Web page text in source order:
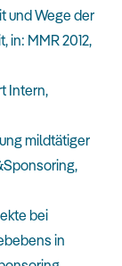
und Wege der
MMR 2012,
Intern,
mildtätiger
bei
in